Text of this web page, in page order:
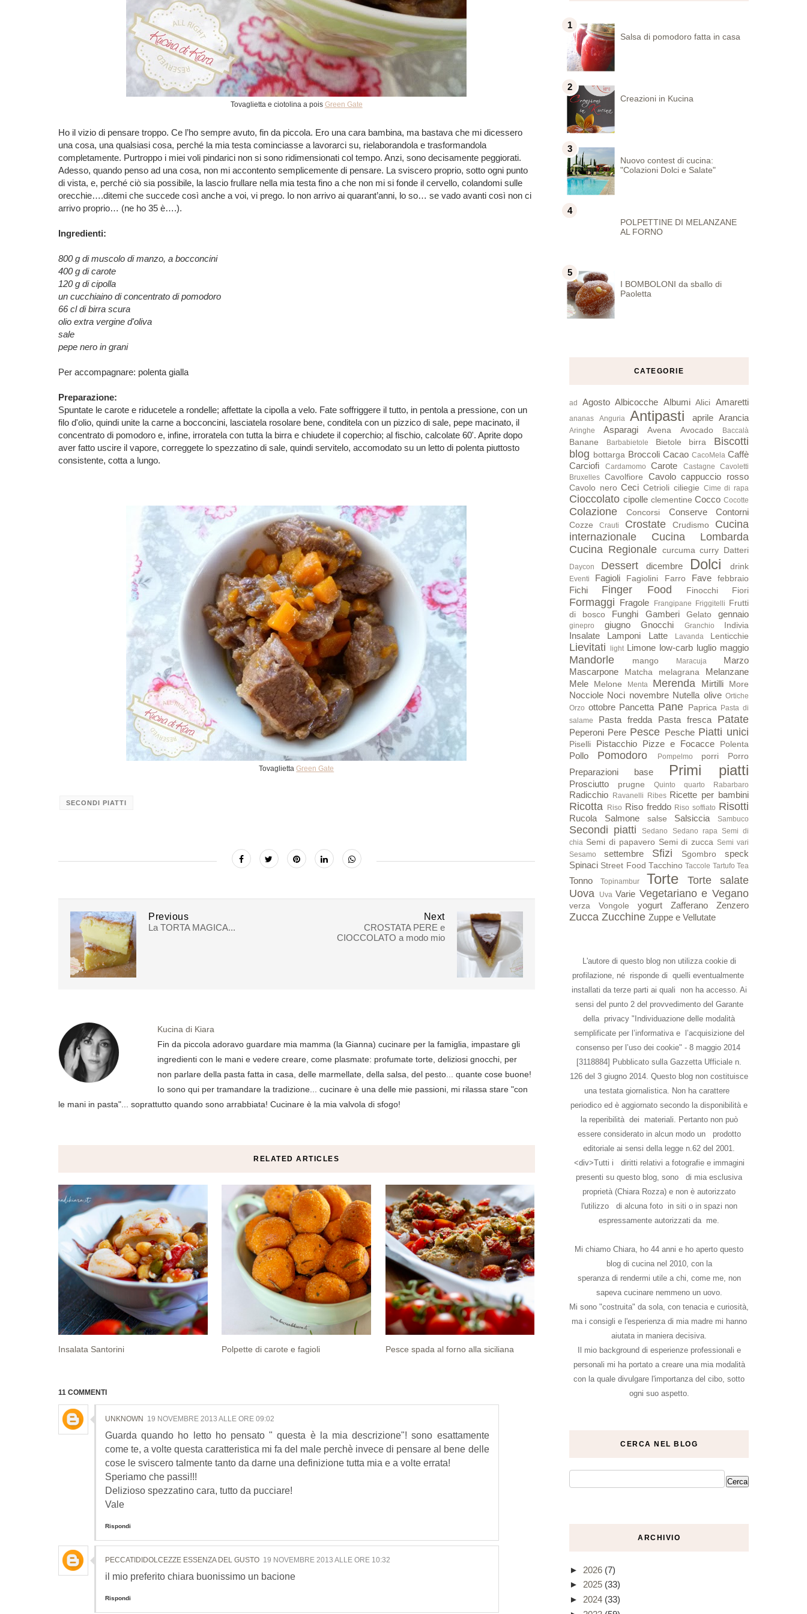
Tovaglietta e ciotolina a pois Green Gate
Ho il vizio di pensare troppo. Ce l’ho sempre avuto, fin da piccola. Ero una cara bambina, ma bastava che mi dicessero
una cosa, una qualsiasi cosa, perché la mia testa cominciasse a lavorarci su, rielaborandola e trasformandola
completamente. Purtroppo i miei voli pindarici non si sono ridimensionati col tempo. Anzi, sono decisamente peggiorati.
Adesso, quando penso ad una cosa, non mi accontento semplicemente di pensare. La sviscero proprio, sotto ogni punto
di vista, e, perché ciò sia possibile, la lascio frullare nella mia testa fino a che non mi si fonde il cervello, colandomi sulle
orecchie….ditemi che succede così anche a voi, vi prego. Io non arrivo ai quarant’anni, lo so… se vado avanti così non ci
arrivo proprio… (ne ho 35 è….).
Ingredienti:
800 g di muscolo di manzo, a bocconcini
400 g di carote
120 g di cipolla
un cucchiaino di concentrato di pomodoro
66 cl di birra scura
olio extra vergine d'oliva
sale
pepe nero in grani
Per accompagnare: polenta gialla
Preparazione:
Spuntate le carote e riducetele a rondelle; affettate la cipolla a velo. Fate soffriggere il tutto, in pentola a pressione, con un
filo d'olio, quindi unite la carne a bocconcini, lasciatela rosolare bene, conditela con un pizzico di sale, pepe macinato, il
concentrato di pomodoro e, infine, irroratela con tutta la birra e chiudete il coperchio; al fischio, calcolate 60'. Aprite dopo
aver fatto uscire il vapore, correggete lo spezzatino di sale, quindi servitelo, accomodato su un letto di polenta piuttosto
consistente, cotta a lungo.
TovagliettaGreen Gate
SECONDI PIATTI
Next
CROSTATA PERE e
CIOCCOLATO a modo mio
Previous
La TORTA MAGICA...
Kucina di Kiara
Fin da piccola adoravo guardare mia mamma (la Gianna) cucinare per la famiglia, impastare gli
ingredienti con le mani e vedere creare, come plasmate: profumate torte, deliziosi gnocchi, per
non parlare della pasta fatta in casa, delle marmellate, della salsa, del pesto... quante cose buone!
Io sono qui per tramandare la tradizione... cucinare è una delle mie passioni, mi rilassa stare "con
le mani in pasta"... soprattutto quando sono arrabbiata! Cucinare è la mia valvola di sfogo!
RELATED ARTICLES
Insalata Santorini Polpette di carote e fagioli Pesce spada al forno alla siciliana
11 COMMENTI
UNKNOWN 19 NOVEMBRE 2013 ALLE ORE 09:02
Guarda quando ho letto ho pensato " questa è la mia descrizione"! sono esattamente
come te, a volte questa caratteristica mi fa del male perchè invece di pensare al bene delle
cose le sviscero talmente tanto da darne una definizione tutta mia e a volte errata!
Speriamo che passi!!!
Delizioso spezzatino cara, tutto da pucciare!
Vale
Rispondi
PECCATIDIDOLCEZZE ESSENZA DEL GUSTO 19 NOVEMBRE 2013 ALLE ORE 10:32
il mio preferito chiara buonissimo un bacione
Rispondi
Salsa di pomodoro fatta in casa
Creazioni in Kucina
Nuovo contest di cucina:
"Colazioni Dolci e Salate"
POLPETTINE DI MELANZANE
AL FORNO
I BOMBOLONI da sballo di
Paoletta
CATEGORIE
ad Agosto Albicocche Albumi Alici Amaretti
ananas Anguria Antipasti aprile Arancia
Aringhe Asparagi Avena Avocado Baccalà
Banane Barbabietole Bietole birra
Biscotti
blog bottarga Broccoli Cacao CacoMela Caffè
Carciofi
Cardamomo Carote Castagne
Cavoletti
Bruxelles Cavolfiore Cavolo cappuccio rosso
Cavolo nero Ceci Cetrioli ciliegie Cime di rapa
Cioccolato cipolle clementine Cocco Cocotte
Colazione Concorsi Conserve Contorni
Cozze Crauti Crostate Crudismo
Cucina
internazionale
Cucina Lombarda
Cucina Regionale
curcuma curry Datteri
Daycon Dessert dicembre Dolci drink
Eventi Fagioli Fagiolini Farro Fave febbraio
Fichi Finger Food Finocchi Fiori
Formaggi Fragole Frangipane Friggitelli Frutti
di bosco
Funghi Gamberi Gelato gennaio
ginepro giugno Gnocchi Granchio Indivia
Insalate Lamponi Latte Lavanda Lenticchie
Lievitati light Limone low-carb luglio maggio
Mandorle mango Maracuja
Marzo
Mascarpone
Matcha melagrana
Melanzane
Mele
Melone Menta Merenda Mirtilli More
Nocciole Noci novembre Nutella olive Ortiche
Orzo ottobre Pancetta Pane Paprica Pasta di
salame
Pasta fredda Pasta fresca Patate
Peperoni Pere Pesce Pesche Piatti unici
Piselli Pistacchio Pizze e Focacce Polenta
Pollo Pomodoro Pompelmo porri Porro
Preparazioni base Primi piatti
Prosciutto prugne Quinto quarto Rabarbaro
Radicchio Ravanelli Ribes Ricette per bambini
Ricotta Riso Riso freddo Riso soffiato Risotti
Rucola Salmone salse Salsiccia Sambuco
Secondi piatti Sedano Sedano rapa Semi di
chia Semi di papavero Semi di zucca Semi vari
Sesamo
settembre Sfizi Sgombro
speck
Spinaci Street Food Tacchino Taccole Tartufo Tea
Tonno Topinambur Torte
Torte salate
Uova
Uva Varie Vegetariano e Vegano
verza Vongole yogurt Zafferano Zenzero
Zucca Zucchine Zuppe e Vellutate
L'autore di questo blog non utilizza cookie di
profilazione, né risponde di quelli eventualmente
installati da terze parti ai quali non ha accesso. Ai
sensi del punto 2 del provvedimento del Garante
della privacy "Individuazione delle modalità
semplificate per l’informativa e l’acquisizione del
consenso per l’uso dei cookie" - 8 maggio 2014
[3118884] Pubblicato sulla Gazzetta Ufficiale n.
126 del 3 giugno 2014. Questo blog non costituisce
una testata giornalistica. Non ha carattere
periodico ed è aggiornato secondo la disponibilità e
la reperibilità dei materiali. Pertanto non può
essere considerato in alcun modo un prodotto
editoriale ai sensi della legge n.62 del 2001.
<div>Tutti i diritti relativi a fotografie e immagini
presenti su questo blog, sono di mia esclusiva
proprietà (Chiara Rozza) e non è autorizzato
l'utilizzo di alcuna foto in siti o in spazi non
espressamente autorizzati da me.
Mi chiamo Chiara, ho 44 anni e ho aperto questo
blog di cucina nel 2010, con la
speranza di rendermi utile a chi, come me, non
sapeva cucinare nemmeno un uovo.
Mi sono "costruita" da sola, con tenacia e curiosità,
ma i consigli e l'esperienza di mia madre mi hanno
aiutata in maniera decisiva.
Il mio background di esperienze professionali e
personali mi ha portato a creare una mia modalità
con la quale divulgare l'importanza del cibo, sotto
ogni suo aspetto.
CERCA NEL BLOG
ARCHIVIO
► 2026 (7)
► 2025 (33)
► 2024 (33)